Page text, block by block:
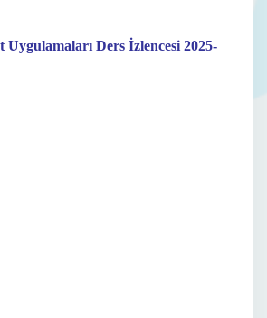
Uygulamaları Ders İzlencesi 2025-